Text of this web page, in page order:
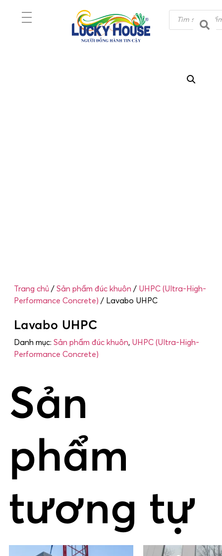
Trang chủ / Sản phẩm đúc khuôn / UHPC (Ultra-High-
Performance Concrete) / Lavabo UHPC
Lavabo UHPC
Danh mục: Sản phẩm đúc khuôn, UHPC (Ultra-High-
Performance Concrete)
Sản
phẩm
tương tự